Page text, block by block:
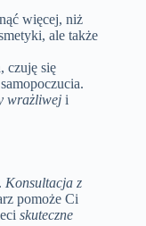
więcej, niż
ale także
czuję się
wrażliwej i
Konsultacja z
pomoże Ci
skuteczne